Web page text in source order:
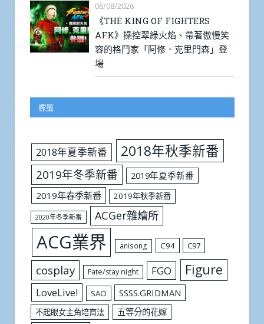
06/08/2026
《THE KING OF FIGHTERS
AFK》操控翠綠火焰、帶著傲慢笑
容的格鬥家「阿修．克里門森」登
場
標籤
2018年夏季新番 2018年秋季新番
2019年冬季新番
2019年夏季新番
2019年春季新番
2019年秋季新番
2020年冬季新番 ACGer雜燴所
ACG業界 anisong C94 C97
cosplay Fate/stay night FGO Figure
LoveLive! SAO SSSS.GRIDMAN
不起眼女主角培育法 五等分的花嫁